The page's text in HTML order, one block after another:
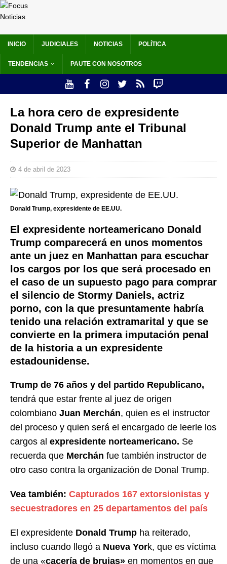
INICIO JUDICIALES NOTICIAS POLÍTICA
TENDENCIAS PAUTE CON NOSOTROS
La hora cero de expresidente
Donald Trump ante el Tribunal
Superior de Manhattan
4 de abril de 2023
Donald Trump, expresidente de EE.UU.
El expresidente norteamericano Donald
Trump comparecerá en unos momentos
ante un juez en Manhattan para escuchar
los cargos por los que será procesado en
el caso de un supuesto pago para comprar
el silencio de Stormy Daniels, actriz
porno, con la que presuntamente habría
tenido una relación extramarital y que se
convierte en la primera imputación penal
de la historia a un expresidente
estadounidense.
Trump de 76 años y del partido Republicano,
tendrá que estar frente al juez de origen
colombiano Juan Merchán, quien es el instructor
del proceso y quien será el encargado de leerle los
cargos al expresidente norteamericano. Se
recuerda que Merchán fue también instructor de
otro caso contra la organización de Donal Trump.
Vea también: Capturados 167 extorsionistas y
secuestradores en 25 departamentos del país
El expresidente Donald Trump ha reiterado,
incluso cuando llegó a Nueva York, que es víctima
de una «cacería de brujas» en momentos en que